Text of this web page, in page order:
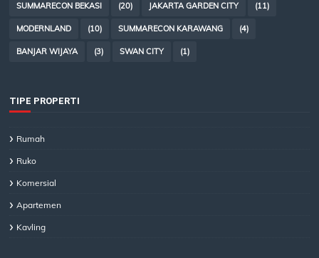
SUMMARECON BEKASI (20) JAKARTA GARDEN CITY (11)
MODERNLAND (10) SUMMARECON KARAWANG (4)
BANJAR WIJAYA (3) SWAN CITY (1)
TIPE PROPERTI
Rumah
Ruko
Komersial
Apartemen
Kavling